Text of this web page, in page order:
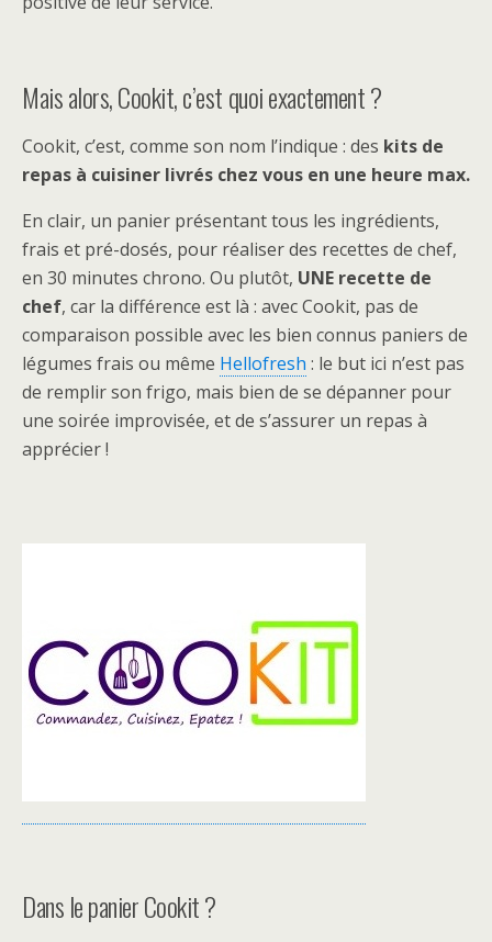
Mais alors, Cookit, c’est quoi exactement ?
Cookit, c’est, comme son nom l’indique : des kits de
repas à cuisiner livrés chez vous en une heure max.
En clair, un panier présentant tous les ingrédients,
frais et pré-dosés, pour réaliser des recettes de chef,
en 30 minutes chrono. Ou plutôt, UNE recette de
chef, car la différence est là : avec Cookit, pas de
comparaison possible avec les bien connus paniers de
légumes frais ou même Hellofresh : le but ici n’est pas
de remplir son frigo, mais bien de se dépanner pour
une soirée improvisée, et de s’assurer un repas à
apprécier !
Dans le panier Cookit ?